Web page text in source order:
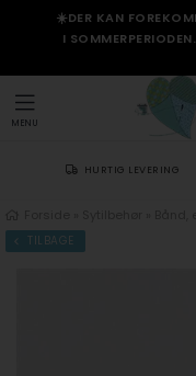
☀️DER KAN
I
MENU
HURTIG LEVERING
TILBAGE